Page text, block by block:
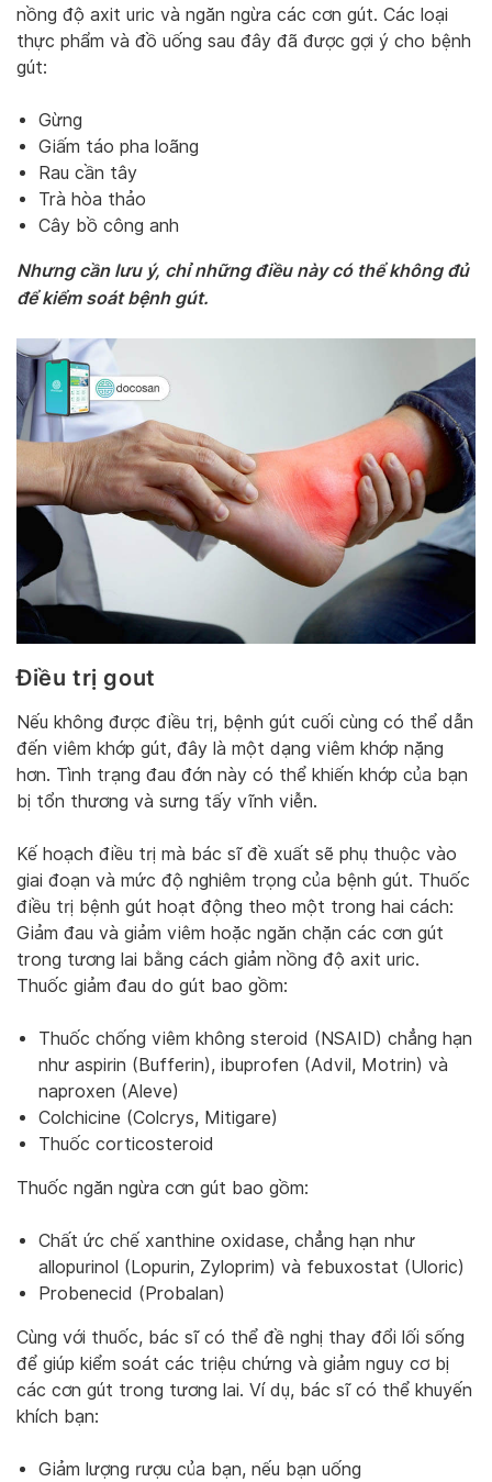
nồng độ axit uric và ngăn ngừa các cơn gút. Các loại
thực phẩm và đồ uống sau đây đã được gợi ý cho bệnh
gút:
Gừng
Giấm táo pha loãng
Rau cần tây
Trà hòa thảo
Cây bồ công anh
Nhưng cần lưu ý, chỉ những điều này có thể không đủ
để kiểm soát bệnh gút.
Điều trị gout
Nếu không được điều trị, bệnh gút cuối cùng có thể dẫn
đến viêm khớp gút, đây là một dạng viêm khớp nặng
hơn. Tình trạng đau đớn này có thể khiến khớp của bạn
bị tổn thương và sưng tấy vĩnh viễn.
Kế hoạch điều trị mà bác sĩ đề xuất sẽ phụ thuộc vào
giai đoạn và mức độ nghiêm trọng của bệnh gút. Thuốc
điều trị bệnh gút hoạt động theo một trong hai cách:
Giảm đau và giảm viêm hoặc ngăn chặn các cơn gút
trong tương lai bằng cách giảm nồng độ axit uric.
Thuốc giảm đau do gút bao gồm:
Thuốc chống viêm không steroid (NSAID) chẳng hạn
như aspirin (Bufferin), ibuprofen (Advil, Motrin) và
naproxen (Aleve)
Colchicine (Colcrys, Mitigare)
Thuốc corticosteroid
Thuốc ngăn ngừa cơn gút bao gồm:
Chất ức chế xanthine oxidase, chẳng hạn như
allopurinol (Lopurin, Zyloprim) và febuxostat (Uloric)
Probenecid (Probalan)
Cùng với thuốc, bác sĩ có thể đề nghị thay đổi lối sống
để giúp kiểm soát các triệu chứng và giảm nguy cơ bị
các cơn gút trong tương lai. Ví dụ, bác sĩ có thể khuyến
khích bạn:
Giảm lượng rượu của bạn, nếu bạn uống